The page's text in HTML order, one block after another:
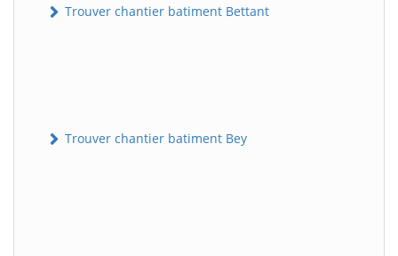
Trouver chantier batiment Bettant
Trouver chantier batiment Bey